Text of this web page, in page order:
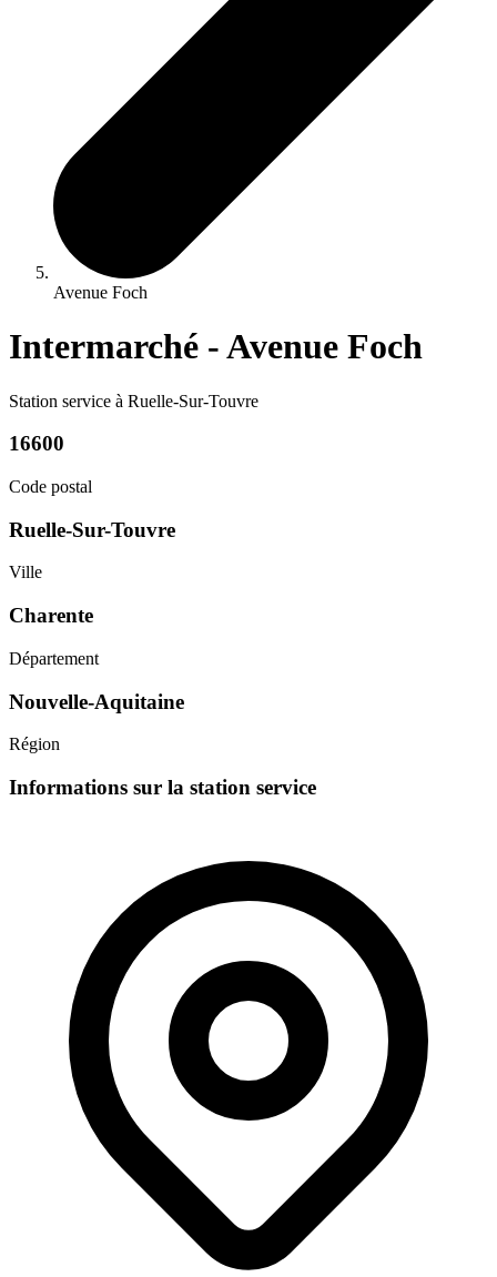
Avenue Foch
Intermarché - Avenue Foch
Station service à Ruelle-Sur-Touvre
16600
Code postal
Ruelle-Sur-Touvre
Ville
Charente
Département
Nouvelle-Aquitaine
Région
Informations sur la station service